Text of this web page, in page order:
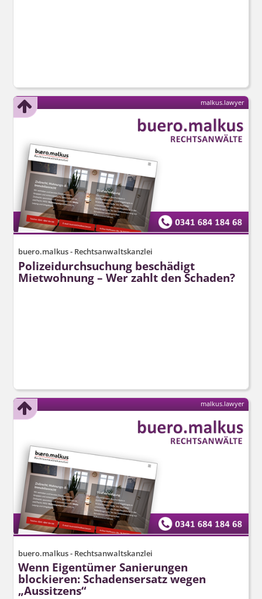
buero.malkus - Rechtsanwaltskanzlei
Polizeidurchsuchung beschädigt
Mietwohnung – Wer zahlt den Schaden?
malkus.lawyer
buero.malkus - Rechtsanwaltskanzlei
Wenn Eigentümer Sanierungen
blockieren: Schadensersatz wegen
„Aussitzens“
malkus.lawyer